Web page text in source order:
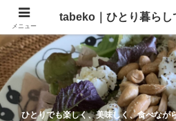
ひとりでも楽しく、美味しく、食べなが
メニュー
tabeko｜ひとり暮らし